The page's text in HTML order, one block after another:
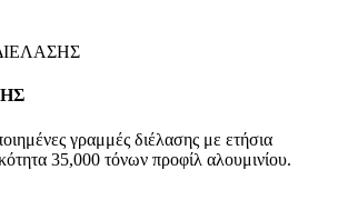
γραμμές διέλασης με ετήσια
35,000 τόνων προφίλ αλουμινίου.